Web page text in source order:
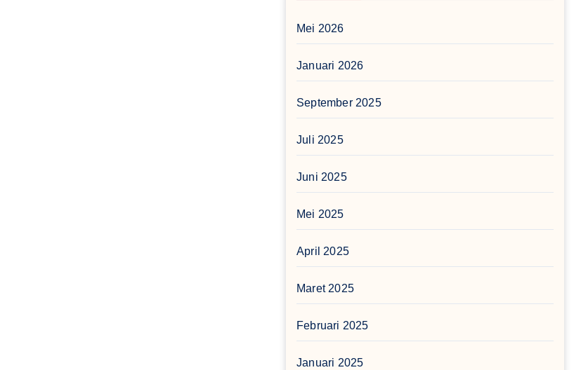
Mei 2026
Januari 2026
September 2025
Juli 2025
Juni 2025
Mei 2025
April 2025
Maret 2025
Februari 2025
Januari 2025